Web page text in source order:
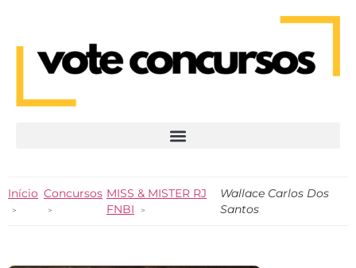
Início Concursos MISS & MISTER RJ
FNBI
Wallace Carlos Dos
Santos